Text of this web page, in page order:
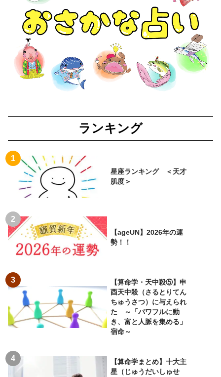
ランキング
星座ランキング ＜天才
肌度＞
【ageUN】2026年の運
勢！！
【算命学・天中殺⑤】申
酉天中殺（さるとりてん
ちゅうさつ）に与えられ
た ～「パワフルに動
き、富と人脈を集める」
宿命～
【算命学まとめ】十大主
星（じゅうだいしゅせ